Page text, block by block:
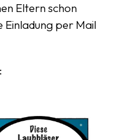
Eltern schon
Einladung per Mail